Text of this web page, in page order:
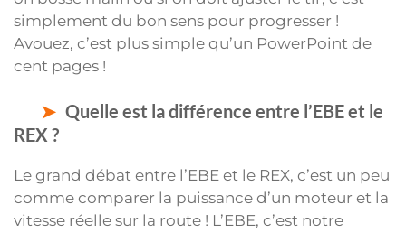
simplement du bon sens pour progresser !
Avouez, c’est plus simple qu’un PowerPoint de
cent pages !
Quelle est la différence entre l’EBE et le
REX ?
Le grand débat entre l’EBE et le REX, c’est un peu
comme comparer la puissance d’un moteur et la
vitesse réelle sur la route ! L’EBE, c’est notre